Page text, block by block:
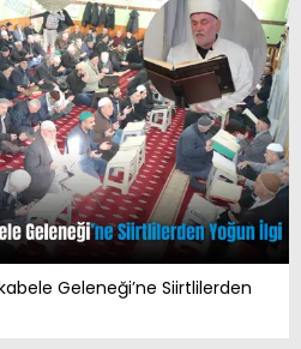
Geleneği’ne Siirtlilerden